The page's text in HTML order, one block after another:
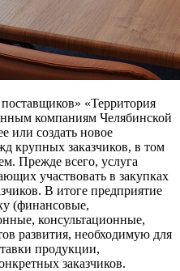
«Территория
компаниям Челябинской
или создать новое
крупных заказчиков, в том
Прежде всего, услуга
участвовать в закупках
В итоге предприятие
(финансовые,
консультационные,
развития, необходимую для
продукции,
заказчиков.